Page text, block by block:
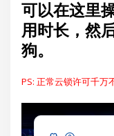
可以在这里
用时长，然
狗。
PS: 正常云锁许可千万